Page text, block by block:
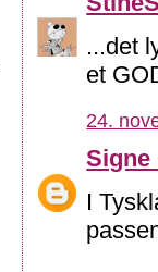
...det
et
24.
Signe
I